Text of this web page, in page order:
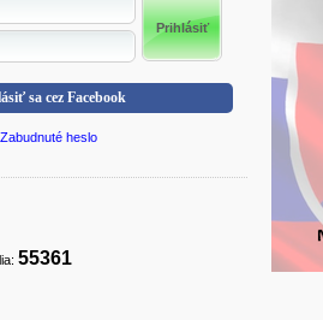
sa cez Facebook
Zabudnuté heslo
55361